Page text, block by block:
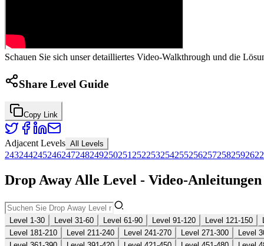
Schauen Sie sich unser detailliertes Video-Walkthrough und die
Share Level Guide
Copy Link
Adjacent Levels All Levels
243244245246247248249250251 252253254255256257258259262
Drop Away Alle Level - Video-
Level 1-30 Level 31-60 Level 61-90 Level 91-120 Level 121-150
Level 181-210
Level 211-240 Level 241-270 Level 271-300
Level